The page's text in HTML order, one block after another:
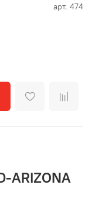
арт. 474
ARIZONA